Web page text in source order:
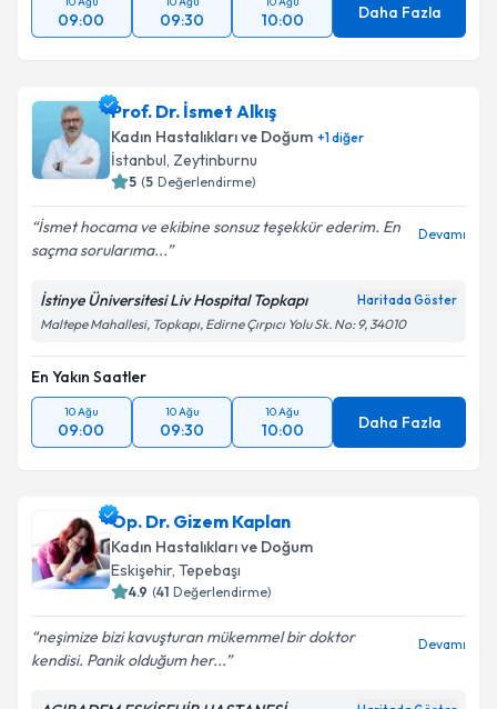
09:00 09:30 10:00 Daha Fazla
Prof. Dr. İsmet Alkış
Kadın Hastalıkları ve Doğum +1diğer
İstanbul, Zeytinburnu
5 (5 Değerlendirme)
İsmet hocama ve ekibine sonsuz teşekkür ederim. En
saçma sorularıma...
Devamı
İstinye Üniversitesi Liv Hospital Topkapı Haritada Göster
Maltepe Mahallesi, Topkapı, Edirne Çırpıcı Yolu Sk. No: 9, 34010
En Yakın Saatler
10 Ağu
09:00
10 Ağu
09:30
10 Ağu
10:00 Daha Fazla
Op. Dr. Gizem Kaplan
Kadın Hastalıkları ve Doğum
Eskişehir, Tepebaşı
4.9 (41 Değerlendirme)
neşimize bizi kavuşturan mükemmel bir doktor
kendisi. Panik olduğum her...
Devamı